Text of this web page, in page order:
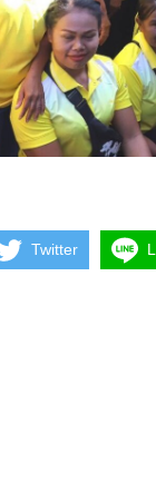
Twitter